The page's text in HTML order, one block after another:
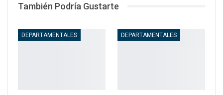
También Podría Gustarte
DEPARTAMENTALES DEPARTAMENTALES